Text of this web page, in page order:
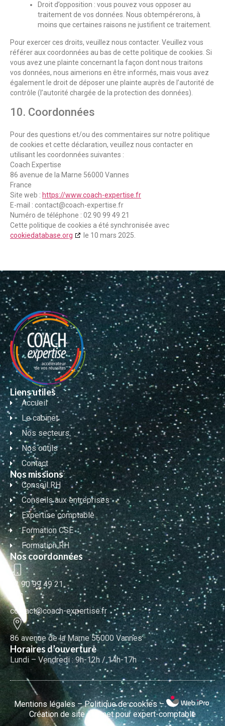
Droit d’opposition : vous pouvez vous opposer au
traitement de vos données. Nous obtempérerons, à
moins que certaines raisons ne justifient ce traitement.
Pour exercer ces droits, veuillez nous contacter. Veuillez vous
référer aux coordonnées au bas de cette politique de cookies. Si
vous avez une plainte concernant la façon dont nous traitons
vos données, nous aimerions en être informés, mais vous avez
également le droit de déposer une plainte auprès de l’autorité de
contrôle (l’autorité chargée de la protection des données).
10. Coordonnées
Pour des questions et/ou des commentaires sur notre politique
de cookies et cette déclaration, veuillez nous contacter en
utilisant les coordonnées suivantes :
Coach Expertise
86 avenue de la Marne 56000 Vannes
France
Site web : https://www.coach-expertise.fr
E-mail : contact@coach-expertise.fr
Numéro de téléphone : 02 90 99 49 21
Cette politique de cookies a été synchronisée avec
cookiedatabase.org
le 10 mars 2025.
Liens utiles
Accueil
Le cabinet
Nos secteurs
Nos outils
Contact
Nos missions
Conseil RH
Conseils aux entreprises
Expertise comptable
Formation CSE
Formation RH
Nos coordonnées
02 90 99 49 21
contact@coach-expertise.fr
86 avenue de la Marne 56000 Vannes
Horaires d’ouverture
Lundi – Vendredi : 9h-12h / 14h-17h
Mentions légales–Politique de cookies–
Création de site internet pour expert-comptable